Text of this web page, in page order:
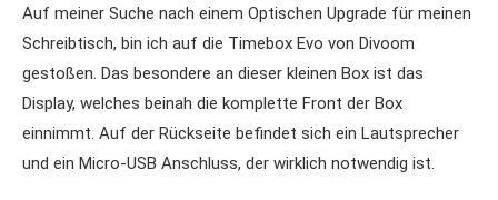
Auf meiner Suche nach einem Optischen Upgrade für meinen
Schreibtisch, bin ich auf die Timebox Evo von Divoom
gestoßen. Das besondere an dieser kleinen Box ist das
Display, welches beinah die komplette Front der Box
einnimmt. Auf der Rückseite befindet sich ein Lautsprecher
und ein Micro-USB Anschluss, der wirklich notwendig ist.